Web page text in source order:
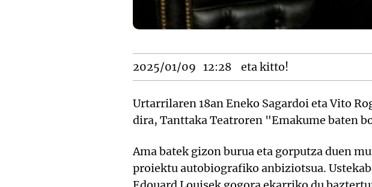
2025/01/09 12:28 eta kitto!
Urtarrilaren 18an Eneko Sagardoi eta Vito
dira, Tanttaka Teatroren "Emakume baten
Ama batek gizon burua eta gorputza duen
proiektu autobiografiko anbiziotsua.